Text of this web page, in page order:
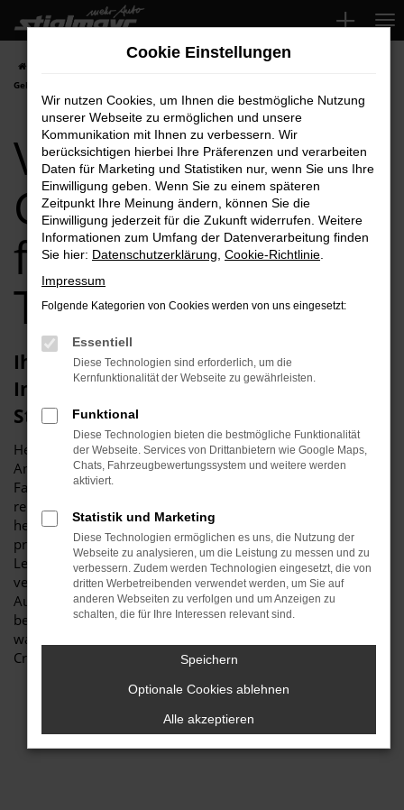
Zum
Hauptinhalt
springen
Gebrauchtwagen für Ingolstadt Top-Angebote
VW Crafter
Gebrauchtwagen
für Ingolstadt
Top-Angebote
Ihren VW Crafter Gebrauchtwagen für
Ingolstadt erhalten Sie im Autohaus
Stiglmayr
Herzlich willkommen bei Autohaus Stiglmayr – Ihre erste
Anlaufstelle für exzellente VW Crafter Gebrauchtwagen
Fahrzeuge für Ingolstadt und Umgebung! Unser
renommiertes Autohaus ist stolz darauf, Ihnen eine
herausragende Auswahl an VW Crafter Gebrauchtwagen zu
präsentieren, die höchste Standards in Sachen Qualität und
Leistung erfüllen. Wir sind seit Jahren Ihr
vertrauenswürdiger Partner, wenn es um erstklassige
Automobile geht. Erfahren Sie mehr über unsere
beeindruckende VW Crafter Gebrauchtwagen Flotte und
warum Autohaus Stiglmayr die bevorzugte Adresse für VW
Crafter Gebrauchtwagen Liebhaber ist.
Cookie Einstellungen
Wir nutzen Cookies, um Ihnen die bestmögliche Nutzung
unserer Webseite zu ermöglichen und unsere
Kommunikation mit Ihnen zu verbessern. Wir
berücksichtigen hierbei Ihre Präferenzen und verarbeiten
Daten für Marketing und Statistiken nur, wenn Sie uns Ihre
Einwilligung geben. Wenn Sie zu einem späteren
Zeitpunkt Ihre Meinung ändern, können Sie die
Einwilligung jederzeit für die Zukunft widerrufen. Weitere
Informationen zum Umfang der Datenverarbeitung finden
Sie hier: Datenschutzerklärung Cookie-Richtlinie
Impressum
Folgende Kategorien von Cookies werden von uns eingesetzt:
Essentiell
Diese Technologien sind erforderlich, um die
Kernfunktionalität der Webseite zu gewährleisten.
Funktional
Diese Technologien bieten die bestmögliche Funktionalität
der Webseite. Services von Drittanbietern wie Google Maps,
Chats, Fahrzeugbewertungssystem und weitere werden
aktiviert.
Statistik und Marketing
Diese Technologien ermöglichen es uns, die Nutzung der
Webseite zu analysieren, um die Leistung zu messen und zu
verbessern. Zudem werden Technologien eingesetzt, die von
dritten Werbetreibenden verwendet werden, um Sie auf
anderen Webseiten zu verfolgen und um Anzeigen zu
schalten, die für Ihre Interessen relevant sind.
Speichern
Optionale Cookies ablehnen
Alle akzeptieren